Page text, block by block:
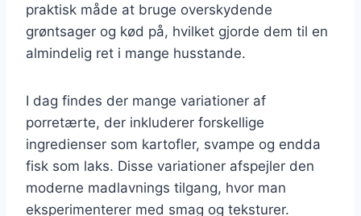
praktisk måde at bruge overskydende
grøntsager og kød på, hvilket gjorde dem til en
almindelig ret i mange husstande.
I dag findes der mange variationer af
porretærte, der inkluderer forskellige
ingredienser som kartofler, svampe og endda
fisk som laks. Disse variationer afspejler den
moderne madlavnings tilgang, hvor man
eksperimenterer med smag og teksturer.